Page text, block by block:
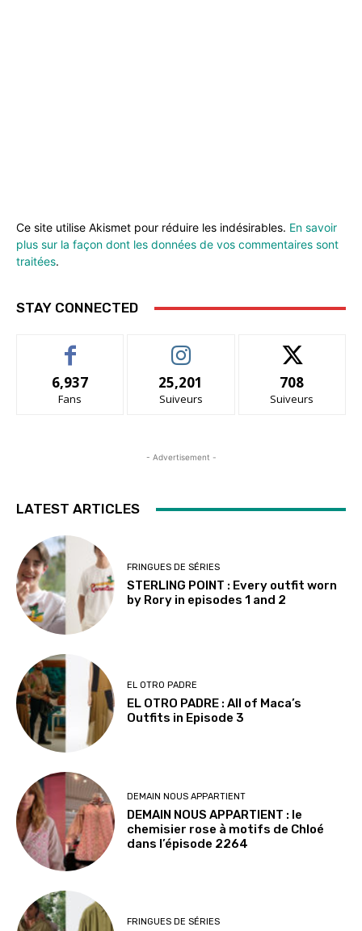
Ce site utilise Akismet pour réduire les indésirables. En savoir
plus sur la façon dont les données de vos commentaires sont
traitées.
STAY CONNECTED
6,937
Fans
25,201
Suiveurs
708
Suiveurs
- Advertisement -
LATEST ARTICLES
FRINGUES DE SÉRIES
STERLING POINT : Every outfit worn
by Rory in episodes 1 and 2
EL OTRO PADRE
EL OTRO PADRE : All of Maca’s
Outfits in Episode 3
DEMAIN NOUS APPARTIENT
DEMAIN NOUS APPARTIENT : le
chemisier rose à motifs de Chloé
dans l’épisode 2264
FRINGUES DE SÉRIES